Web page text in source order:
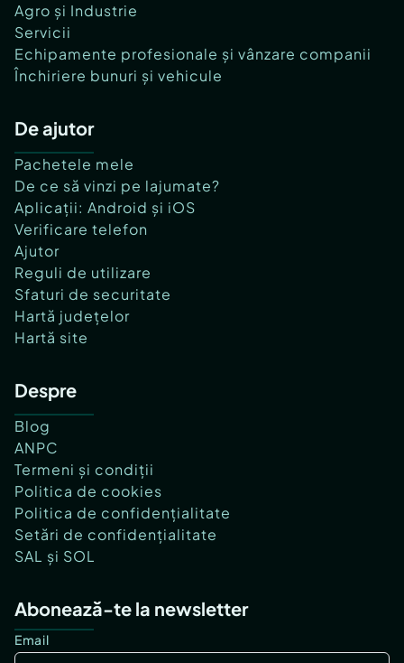
Agro și Industrie
Servicii
Echipamente profesionale și vânzare companii
Închiriere bunuri și vehicule
De ajutor
Pachetele mele
De ce să vinzi pe lajumate?
Aplicații: Android și iOS
Verificare telefon
Ajutor
Reguli de utilizare
Sfaturi de securitate
Hartă județelor
Hartă site
Despre
Blog
ANPC
Termeni și condiții
Politica de cookies
Politica de confidențialitate
Setări de confidențialitate
SAL și SOL
Abonează-te la newsletter
Email